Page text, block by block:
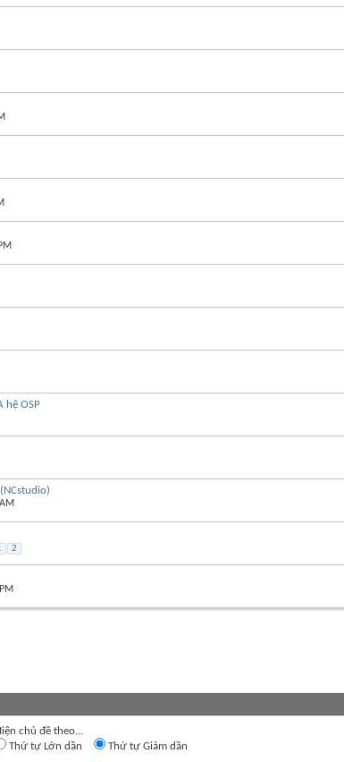
hệ OSP
2
chủ đề theo...
Thứ tự Lớn dần
Thứ tự Giảm dần